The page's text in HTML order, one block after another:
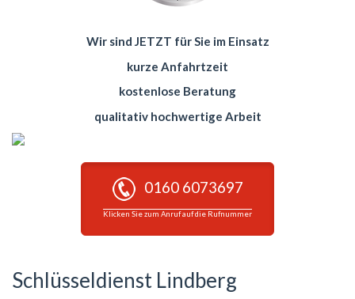
Wir sind JETZT für Sie im Einsatz
kurze Anfahrtzeit
kostenlose Beratung
qualitativ hochwertige Arbeit
0160 6073697
Klicken Sie zum Anruf auf die Rufnummer
Schlüsseldienst Lindberg